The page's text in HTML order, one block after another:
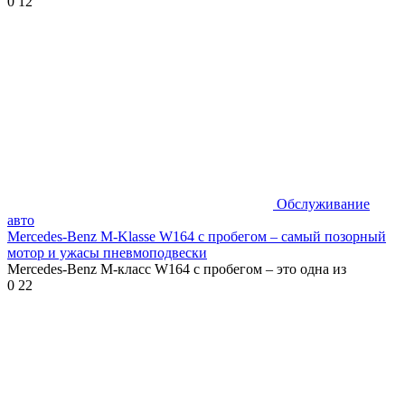
Обслуживание
авто
Mercedes-Benz M-Klasse W164 с пробегом – самый позорный
мотор и ужасы пневмоподвески
Mercedes-Benz M-класс W164 с пробегом – это одна из
0 22